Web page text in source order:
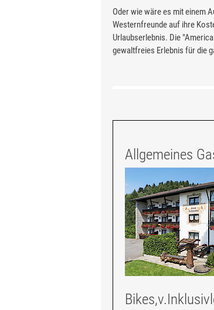
Oder wie wäre es mit einem
Westernfreunde auf ihre
Urlaubserlebnis. Die
gewaltfreies Erlebnis für die
Allgemeines